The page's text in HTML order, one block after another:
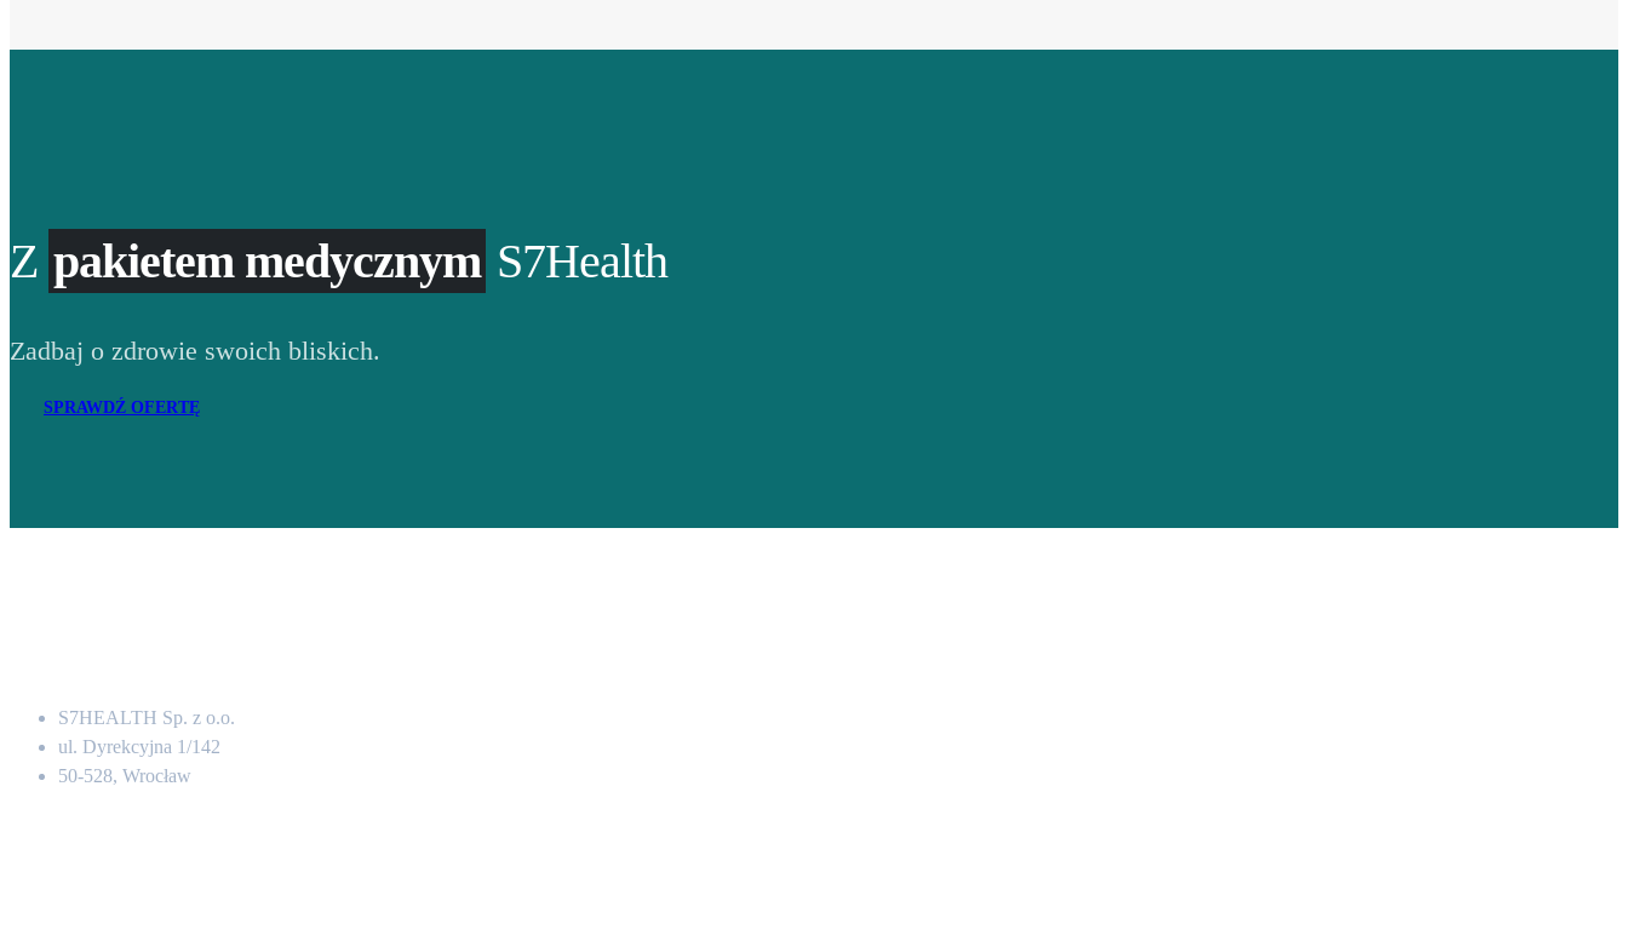
Z pakietem medycznym S7Health
Zadbaj o zdrowie swoich bliskich.
SPRAWDŹ OFERTĘ
S7HEALTH Sp. z o.o.
ul. Dyrekcyjna 1/142
50-528, Wrocław